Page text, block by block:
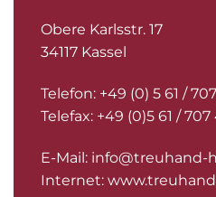
Obere Karlsstr. 17
34117 Kassel
Telefon: +49 (0) 5 61 /
Telefax: +49 (0)5 61 / 707
E-Mail: info@treuhand-
Internet: